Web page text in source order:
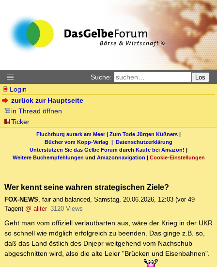
Suche: Los
Login
zurück zur Hauptseite
in Thread öffnen
Ticker
Fluchtburg autark am Meer| Zum Tode Jürgen Küßners |
Bücher vom Kopp-Verlag | Datenschutzerklärung
Unterstützen Sie das Gelbe Forum durch Käufe bei Amazon! |
Weitere Buchempfehlungen und Amazonnavigation | Cookie-Einstellungen
Wer kennt seine wahren strategischen Ziele?
FOX-NEWS, fair and balanced, Samstag, 20.06.2026, 12:03 (vor 49
Tagen) @ aliter 3120 Views
Geht man vom offiziell verlautbarten aus, wäre der Krieg in der UKR
so schnell wie möglich erfolgreich zu beenden. Das ginge z.B. so,
daß das Land östlich des Dnjepr weitgehend vom Nachschub
abgeschnitten wird, also die alte Leier "Brücken und Eisenbahnen".